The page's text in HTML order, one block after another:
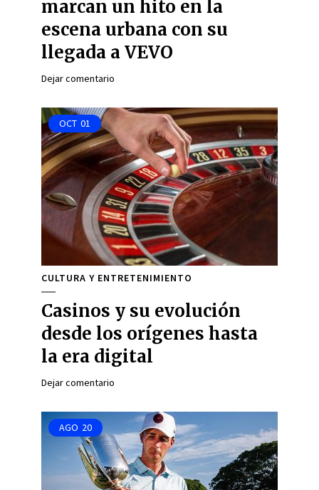
marcan un hito en la
escena urbana con su
llegada a VEVO
Dejar comentario
OCT 01
CULTURA Y ENTRETENIMIENTO
Casinos y su evolución
desde los orígenes hasta
la era digital
Dejar comentario
AGO 20